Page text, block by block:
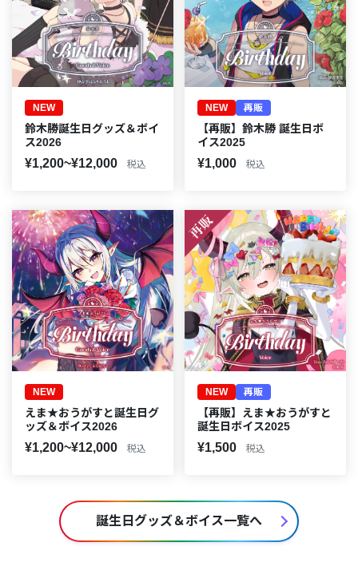
NEW
鈴木勝誕生日グッズ＆ボイ
ス2026
¥1,200~¥12,000 税込
NEW 再販
【再販】鈴木勝 誕生日ボ
イス2025
¥1,000 税込
NEW
えま★おうがすと誕生日グ
ッズ＆ボイス2026
¥1,200~¥12,000 税込
NEW 再販
【再販】えま★おうがすと
誕生日ボイス2025
¥1,500 税込
誕生日グッズ＆ボイス一覧へ